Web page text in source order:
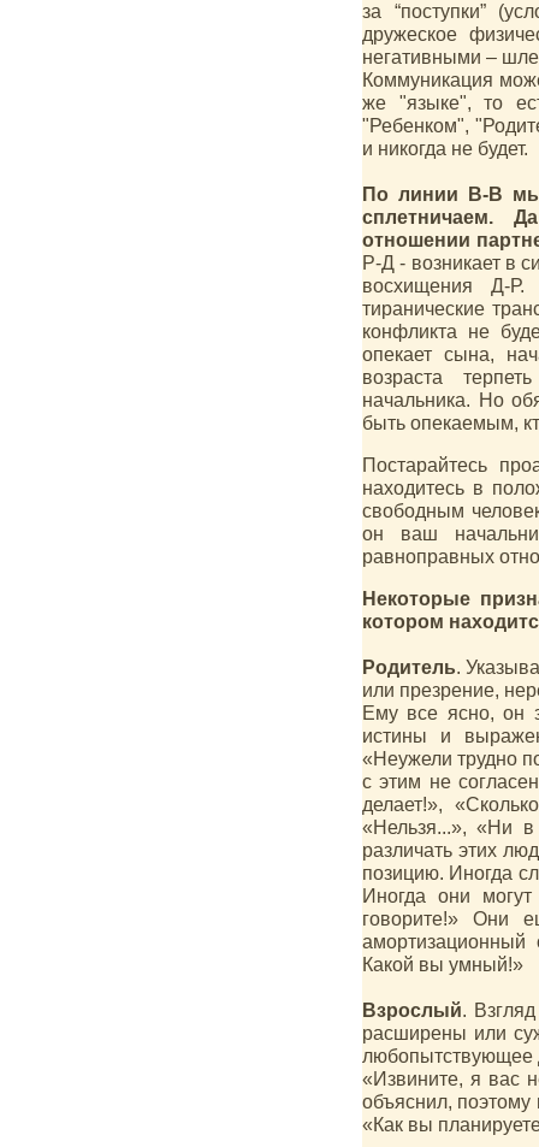
за “поступки”
дружеское
негативными –
Коммуникация
же "языке", то
"Ребенком",
и никогда не будет.
По линии В-В
сплетничаем.
отношении
Р-Д - возникает в
восхищения Д-Р.
тиранические
конфликта не
опекает сына,
возраста
начальника. Но
быть опекаемым,
Постарайтесь
находитесь в
свободным
он ваш
равноправных
Некоторые
котором
Родитель.
или презрение,
Ему все ясно, он
истины и
«Неужели трудно
с этим не
делает!»,
«Нельзя...», «Ни
различать этих
позицию. Иногда
Иногда они
говорите!» Они
амортизационный
Какой вы умный!»
Взрослый.
расширены или
любопытствующее
«Извините, я вас
объяснил, поэтому
«Как вы